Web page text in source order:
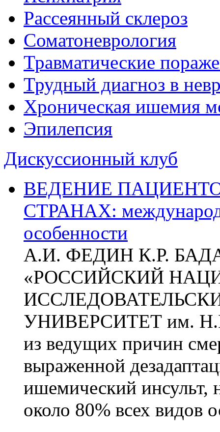
Рассеянный склероз
Соматоневрология
Травматические
Трудный диагноз в
Хроническая ишемия
Эпилепсия
Дискуссионный клуб
ВЕДЕНИЕ
СТРАНАХ:
особенности
А.И. ФЕДИН К.Р.
«РОССИЙСКИЙ
УНИВЕРСИТЕТ им.
из ведущих причин
выраженной
ишемический инсульт,
около 80% всех видов